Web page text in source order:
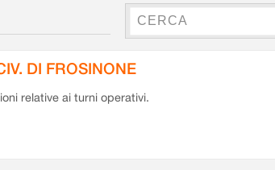
DI FROSINONE
relative ai turni operativi.